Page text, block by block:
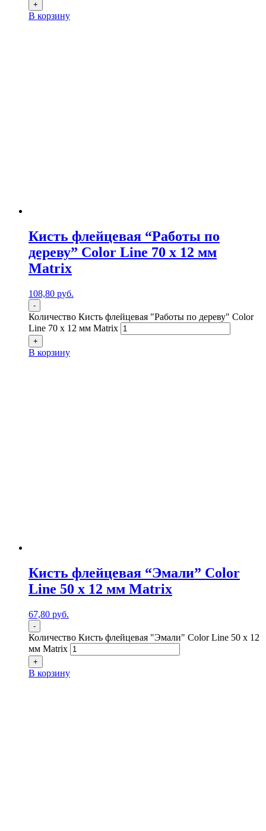
+
В корзину
Кисть флейцевая “Работы по
дереву” Color Line 70 х 12 мм
Matrix
108,80 руб.
-
Количество Кисть флейцевая "Работы по дереву" Color
Line 70 х 12 мм Matrix
+
В корзину
Кисть флейцевая “Эмали” Color
Line 50 х 12 мм Matrix
67,80 руб.
-
Количество Кисть флейцевая "Эмали" Color Line 50 х 12
мм Matrix
+
В корзину